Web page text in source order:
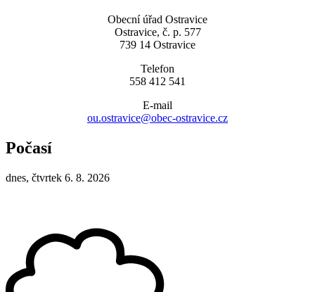
Obecní úřad Ostravice
Ostravice, č. p. 577
739 14 Ostravice
Telefon
558 412 541
E-mail
ou.ostravice@obec-ostravice.cz
Počasí
dnes, čtvrtek 6. 8. 2026